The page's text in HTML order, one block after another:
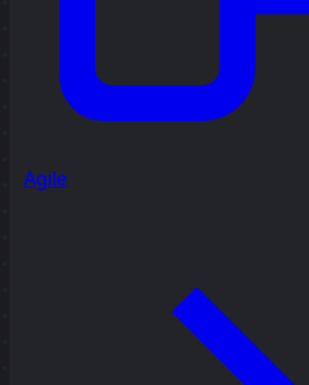
Agile